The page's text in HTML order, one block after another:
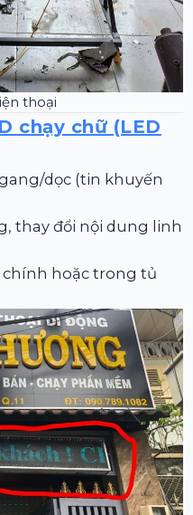
thoại
chạy chữ (LED
dọc (tin khuyến
thay đổi nội dung linh
chính hoặc trong tủ